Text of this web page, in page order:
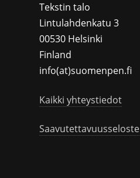
Tekstin talo
Lintulahdenkatu 3
00530 Helsinki
Finland
info(at)suomenpen.fi
Kaikki yhteystiedot
Saavutettavuusseloste